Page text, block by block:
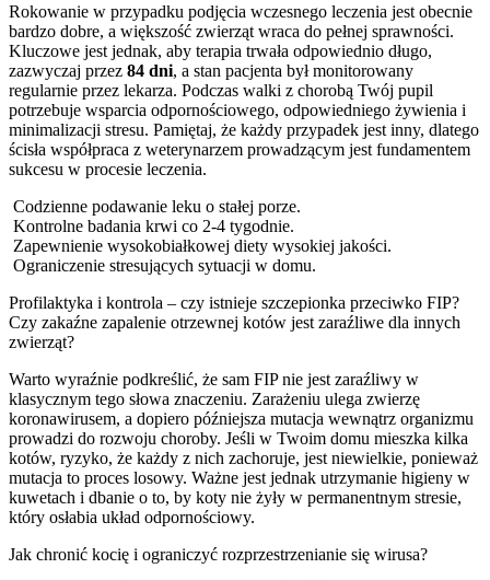
Rokowanie w przypadku podjęcia wczesnego leczenia jest obecnie
bardzo dobre, a większość zwierząt wraca do pełnej sprawności.
Kluczowe jest jednak, aby terapia trwała odpowiednio długo,
zazwyczaj przez 84 dni, a stan pacjenta był monitorowany
regularnie przez lekarza. Podczas walki z chorobą Twój pupil
potrzebuje wsparcia odpornościowego, odpowiedniego żywienia i
minimalizacji stresu. Pamiętaj, że każdy przypadek jest inny, dlatego
ścisła współpraca z weterynarzem prowadzącym jest fundamentem
sukcesu w procesie leczenia.
Codzienne podawanie leku o stałej porze.
Kontrolne badania krwi co 2-4 tygodnie.
Zapewnienie wysokobiałkowej diety wysokiej jakości.
Ograniczenie stresujących sytuacji w domu.
Profilaktyka i kontrola – czy istnieje szczepionka przeciwko FIP?
Czy zakaźne zapalenie otrzewnej kotów jest zaraźliwe dla innych
zwierząt?
Warto wyraźnie podkreślić, że sam FIP nie jest zaraźliwy w
klasycznym tego słowa znaczeniu. Zarażeniu ulega zwierzę
koronawirusem, a dopiero późniejsza mutacja wewnątrz organizmu
prowadzi do rozwoju choroby. Jeśli w Twoim domu mieszka kilka
kotów, ryzyko, że każdy z nich zachoruje, jest niewielkie, ponieważ
mutacja to proces losowy. Ważne jest jednak utrzymanie higieny w
kuwetach i dbanie o to, by koty nie żyły w permanentnym stresie,
który osłabia układ odpornościowy.
Jak chronić kocię i ograniczyć rozprzestrzenianie się wirusa?